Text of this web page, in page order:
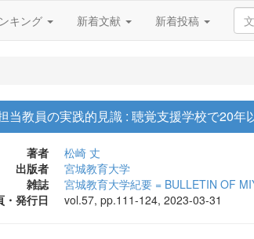
キング 新着文献 新着投稿
当教員の実践的見識 : 聴覚支援学校で20
著者
松崎 丈
出版者
宮城教育大学
雑誌
宮城教育大学紀要 = BULLETIN OF
・発行日
vol.57, pp.111-124, 2023-03-31